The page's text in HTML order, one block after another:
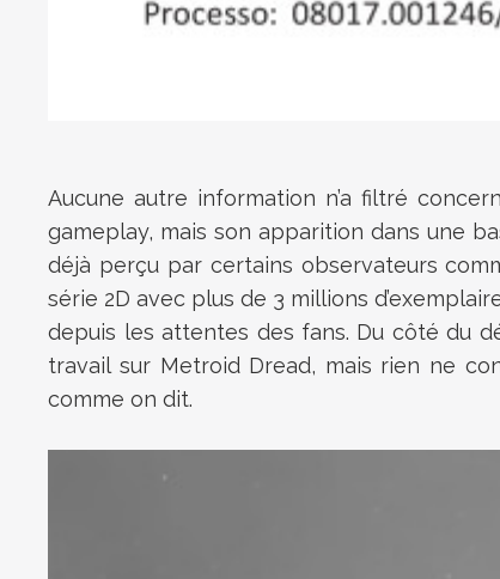
Aucune autre information n’a filtré
gameplay, mais son apparition dans une
déjà perçu par certains observateurs
série 2D avec plus de 3 millions
depuis les attentes des fans. Du côté du
travail sur Metroid Dread, mais rien ne
comme on dit.